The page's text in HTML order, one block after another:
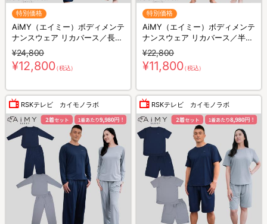
特別価格
AiMY（エイミー）ボディメンテ
ナンスウェア リカバース／長袖
長ズボン／上下セット／リカバ
リーウェア
¥24,800
¥12,800（税込）
特別価格
AiMY（エイミー）ボディメンテ
ナンスウェア リカバース／半袖
半ズボン／上下セット／リカバ
リーウェア
¥22,800
¥11,800（税込）
RSKテレビ カイモノラボ RSKテレビ カイモノラボ